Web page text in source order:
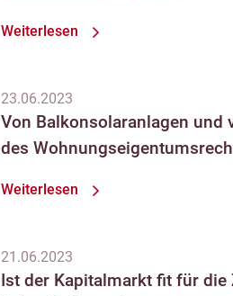
Weiterlesen
23.06.2023
Von Balkonsolaranlagen und
des
Weiterlesen
21.06.2023
Ist der Kapitalmarkt fit für